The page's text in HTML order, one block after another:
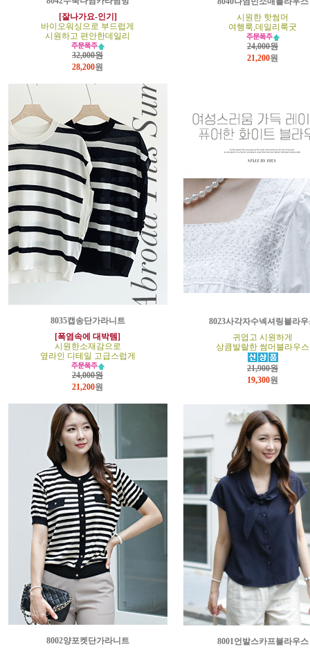
[잘나가요-인기]
바이오워싱으로 부드럽게
시원하고 편안한데일리
32,000원
28,200원
시원한 핫썸머
여행룩,데일리룩굿
24,000원
21,200원
8035캡송단가라니트
[폭염속에 대박템]
시원한소재감으로
옆라인 디테일 고급스럽게
24,000원
21,200원
8023사각자수넥셔링블라우
귀엽고 시원하게
상큼발랄한 썸머블라우스
21,900원
19,300원
8002양포켓단가라니트
8001언발스카프블라우스